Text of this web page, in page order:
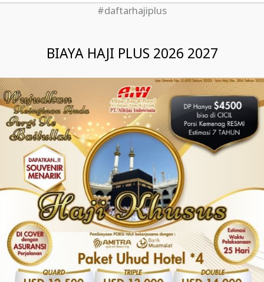
#daftarhajiplus
BIAYA HAJI PLUS 2026 2027